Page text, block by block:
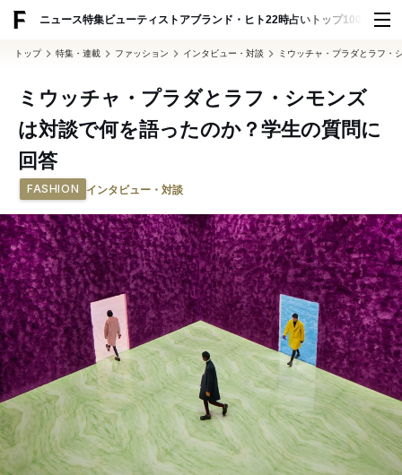
ニュース特集ビューティ ストアブランド・ヒト22時占い トップ100 スナッ
トップ 特集・連載 ファッション インタビュー・対談 ミウッチャ・プラダとラフ・
ミウッチャ・プラダとラフ・シモンズ
は対談で何を語ったのか？学生の質問に
回答
FASHION インタビュー・対談